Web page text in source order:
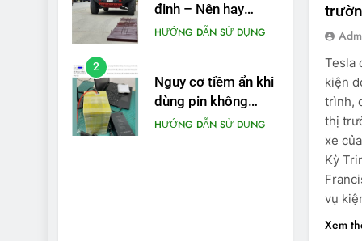
đinh – Nên hay
không?
HƯỚNG DẪN SỬ DỤNG
2
Nguy cơ tiềm ẩn khi
dùng pin không
chính hãng cho xe
HƯỚNG DẪN SỬ DỤNG
Tesla
kiện
trình,
thị
xe
Kỳ
vụ
Xem